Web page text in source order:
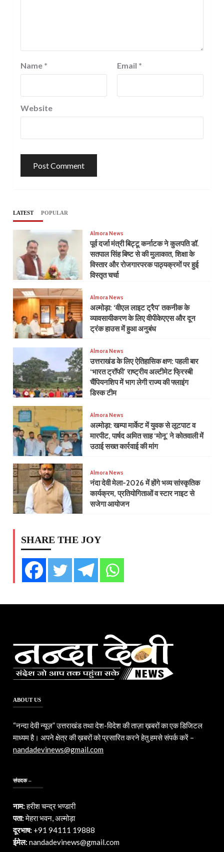
Name * Email *
Website
LATEST POPULAR
Almora News
पूर्व दर्जा मंत्री बिट्टू कर्नाटक ने कुलपति डॉ.
सतपाल सिंह बिष्ट से की मुलाकात, शिक्षा के
विस्तार और रोजगारपरक पाठ्यक्रमों पर हुई
विस्तृत चर्चा
Almora News
अल्मोड़ा: ‘वीएल लाइट ट्रैप’ तकनीक के
व्यावसायीकरण के लिए वीपीकेएएस और दून
ट्रंक हाउस में हुआ अनुबंध
Almora News
उत्तराखंड के लिए ऐतिहासिक क्षण: पहली बार
‘भारत ट्रॉफी’ राष्ट्रीय अल्टीमेट फ्रिस्बी
चैंपियनशिप में भाग लेगी राज्य की फ्लाइंग
डिस्क टीम
Almora News
​अल्मोड़ा: खम्पा मार्केट में युवक से लूटपाट व
मारपीट, पार्षद अमित साह ‘मोनू’ ने कोतवाली में
उठाई सख्त कार्रवाई की मांग
Almora News
नंदा देवी मेला-2026 में होंगे भव्य सांस्कृतिक
कार्यक्रम, प्रतियोगिताओं व स्टार नाइट से
सजेगा आयोजन
SHARE THE JOY
ABOUT US
“नन्दा देवी न्यूज़” उत्तराखंड तथा देश-विदेश की ताज़ा ख़बरों का एक डिजिटल
माध्यम है। अपने क्षेत्र की ख़बरों को प्रसारित करने हेतु हमसे संपर्क करें –
nandadevinews@gmail.com
संपादक –
नाम:हरीश चन्द्र भण्डारी
पता:मेहरा भवन, अल्मोड़ा
दूरभाष: +91 94111 19888
ईमेल:nandadevinews@gmail.com